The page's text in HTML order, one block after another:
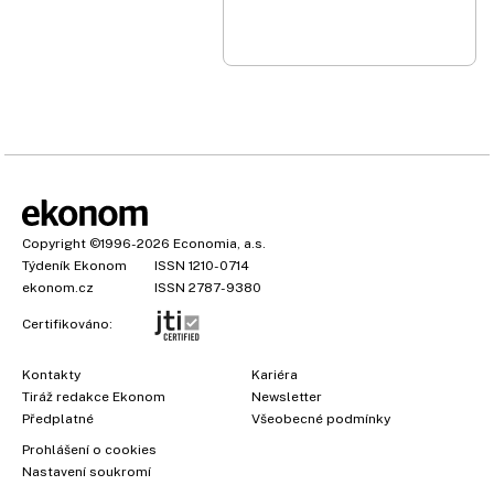
Copyright ©1996-2026 Economia, a.s.
Týdeník Ekonom
ISSN 1210-0714
ekonom.cz
ISSN 2787-9380
Certifikováno:
Kontakty
Tiráž redakce Ekonom
Předplatné
Kariéra
Newsletter
Všeobecné podmínky
Prohlášení o cookies
Nastavení soukromí